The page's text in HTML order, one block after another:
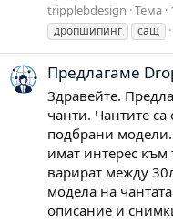
tripplebdesign Тема
дропшипинг
сащ
Предлагаме
Здравейте.
чанти. Чантите
подбрани
имат интерес
варират между
модела на
описание и